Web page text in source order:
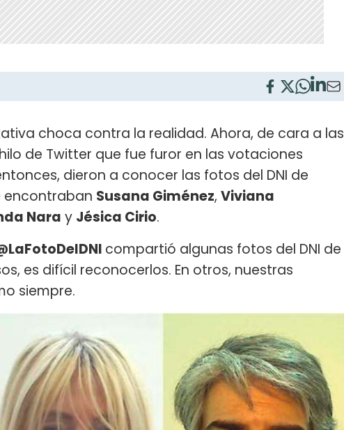
choca contra la realidad. Ahora, de cara a las
de Twitter que fue furor en las votaciones
dieron a conocer las fotos del DNI de
encontraban Susana Giménez, Viviana
Nara y Jésica Cirio.
compartió algunas fotos del DNI de
es difícil reconocerlos. En otros, nuestras
siempre.